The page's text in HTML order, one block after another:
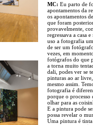
MC: Eu parto de
apontamentos da
os apontamentos
que foram
provavelmente,
regressava a casa
uso a fotografia
de ser um
vezes, em
fotógrafos do que
a torna muito
dali, podes ver se
pinturas ao ar
mesmo assim.
fotografia é
porque o processo
olhar para as
E a pintura pode
possa revelar o
Uma pintura é